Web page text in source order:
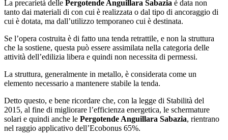
La precarietà delle Pergotende Anguillara Sabazia è data non
tanto dai materiali di con cui è realizzata o dal tipo di ancoraggio di
cui è dotata, ma dall’utilizzo temporaneo cui è destinata.
Se l’opera costruita è di fatto una tenda retrattile, e non la struttura
che la sostiene, questa può essere assimilata nella categoria delle
attività dell’edilizia libera e quindi non necessita di permessi.
La struttura, generalmente in metallo, è considerata come un
elemento necessario a mantenere stabile la tenda.
Detto questo, e bene ricordare che, con la legge di Stabilità del
2015, al fine di migliorare l’efficienza energetica, le schermature
solari e quindi anche le Pergotende Anguillara Sabazia, rientrano
nel raggio applicativo dell’Ecobonus 65%.